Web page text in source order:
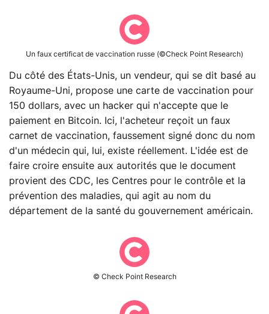
Un faux certificat de vaccination russe (©Check Point Research)
Du côté des États-Unis, un vendeur, qui se dit basé au
Royaume-Uni, propose une carte de vaccination pour
150 dollars, avec un hacker qui n'accepte que le
paiement en Bitcoin. Ici, l'acheteur reçoit un faux
carnet de vaccination, faussement signé donc du nom
d'un médecin qui, lui, existe réellement. L'idée est de
faire croire ensuite aux autorités que le document
provient des CDC, les Centres pour le contrôle et la
prévention des maladies, qui agit au nom du
département de la santé du gouvernement américain.
© Check Point Research